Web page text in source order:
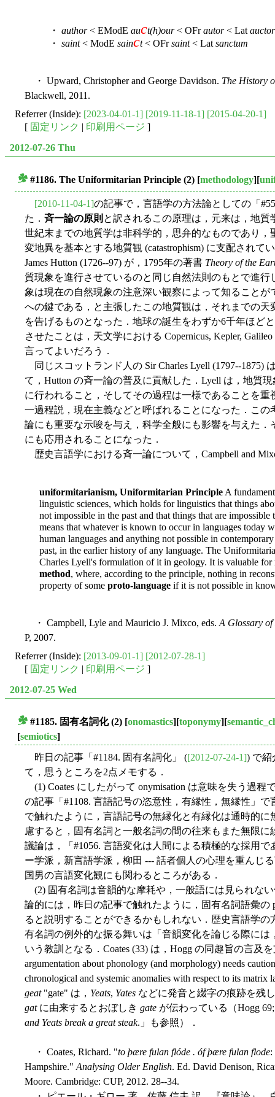
・ author< EModE auct(h)our< OFrautor< Lat auctor
・ saint< ModE sainct< OFrsaint< Lat sanctum
・ Upward, Christopher and George Davidson. The History
Blackwell, 2011.
Referrer (Inside): [2023-04-01-1] [2019-11-18-1] [2015-04-20-1]
[ 固定リンク | 印刷用ページ ]
2012-07-26 Thu
#1186. The Uniformitarian Principle (2) [methodology][
[2010-11-04-1]の記事で，言語学の方法論としての「
た．斉一論の原則 と訳されるこの原理は，元来は，地
世紀末までの地質学は非科学的，思弁的なものであり
変地異を基本とする地質観 (catastrophism) に支配されて
James Hutton (1726--97) が，1795年の著書 Theory of the
質現象を進行させているのと同じ自然法則のもとで進
象は現在の自然現象の注意深い観察によって知ること
への鍵である，と主張したこの地質観は，それまでの
を告げるものとなった．地球の誕生をわずか6千年ほど
させたことは，天文学における Copernicus, Kepler,
言ってよいだろう．
同じスコットランド人の Sir Charles Lyell (1797--1875)
て，Hutton の斉一論の普及に貢献した．Lyell は，地質
に行われること，そしてその過程は一様であることを
一過程説，現在主義などと呼ばれることになった．この
論にも重要な示唆を与え，科学全般にも影響を与えた
にも応用されることになった．
歴史言語学における斉一論について，Campbell and
uniformitarianism, Uniformitarian Principle A
linguistic sciences, which holds for linguistics that things
not impossible in the past and that things that are
means that whatever is known to occur in languages today
human languages and anything not possible in
past, in the earlier history of any language. The
Charles Lyell's formulation of it in geology. It is valuable for
method, where, according to the principle, nothing in
property of some proto-language if it is not possible in
・ Campbell, Lyle and Mauricio J. Mixco, eds. A Glossary
P, 2007.
Referrer (Inside): [2013-09-01-1] [2012-07-28-1]
[ 固定リンク | 印刷用ページ ]
2012-07-25 Wed
#1185. 固有名詞化 (2) [onomastics][toponymy][
[semiotics]
昨日の記事「#1184. 固有名詞化」 ([2012-07-24-1]) で紹
て，思うところを2点メモする．
(1) Coates にしたがって onymisation は意味を失う過程
の記事「#1108. 言語記号の恣意性，有縁性，無縁性」
で触れたように，言語記号の無縁化と有縁化は通時的
慮すると，固有名詞と一般名詞の間の往来もまた無限
議論は，「#1056. 言語変化は人間による積極的な採用で
ー学派，新言語学派，柳田 --- 話者個人の心理を重んじ
国男の言語変化観にも関わるところがある．
(2) 固有名詞は音韻的な摩耗や，一般語には見られな
論的には，昨日の記事で触れたように，固有名詞語彙の
ると説明することができるかもしれない．歴史言語学
有名詞の例外的な振る舞いは「音韻変化を論じる際に
いう教訓となる．Coates (33) は，Hogg の同趣旨の言及
argumentation about phonology (and morphology) needs
chronological and systemic anomalies with respect to its
geat"gate" は， Yeats, Yates などに発音と綴字の痕跡を残
gatに由来するとおぼしき gate が伝わっている（Hogg
and Yeats break a great steak.」も参照）．
・ Coates, Richard. "to þære fulan flóde . óf þære fulan flode:
Hampshire."Analysing Older English. Ed. David Denison,
Moore. Cambridge: CUP, 2012. 28--34.